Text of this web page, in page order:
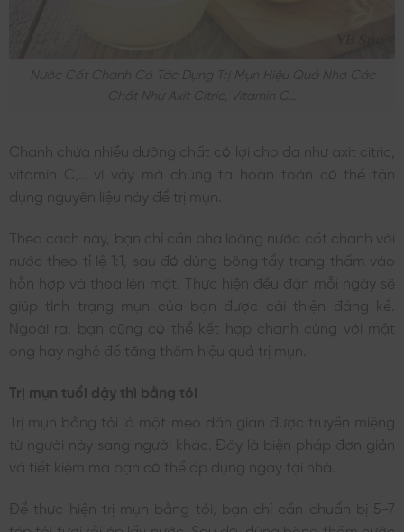
Nước Cốt Chanh Có Tác Dụng Trị Mụn Hiệu Quả Nhờ Các
Chất Như Axit Citric, Vitamin C…
Chanh chứa nhiều dưỡng chất có lợi cho da như axit citric,
vitamin C,… vì vậy mà chúng ta hoàn toàn có thể tận
dụng nguyên liệu này để trị mụn.
Theo cách này, bạn chỉ cần pha loãng nước cốt chanh với
nước theo tỉ lệ 1:1, sau đó dùng bông tẩy trang thấm vào
hỗn hợp và thoa lên mặt. Thực hiện đều đặn mỗi ngày sẽ
giúp tình trạng mụn của bạn được cải thiện đáng kể.
Ngoài ra, bạn cũng có thể kết hợp chanh cùng với mật
ong hay nghệ để tăng thêm hiệu quả trị mụn.
Trị mụn tuổi dậy thì bằng tỏi
Trị mụn bằng tỏi là một mẹo dân gian được truyền miệng
từ người này sang người khác. Đây là biện pháp đơn giản
và tiết kiệm mà bạn có thể áp dụng ngay tại nhà.
Để thực hiện trị mụn bằng tỏi, bạn chỉ cần chuẩn bị 5-7
tép tỏi tươi rồi ép lấy nước. Sau đó, dùng bông thấm nước